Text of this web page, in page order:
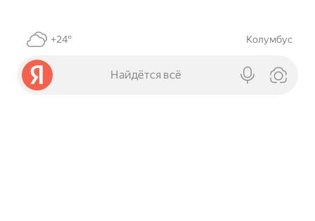
+24° Колумбус
Найдётся всё